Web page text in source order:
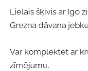
Lielais šķīvis ar Igo
Grezna dāvana
Var komplektēt ar
zīmējumu.